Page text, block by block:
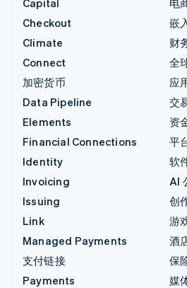
Checkout
Climate
Connect
加密货币
Data Pipeline
Elements
Financial Connections
Identity
Invoicing
Issuing
Link
Managed Payments
支付链接
Payments
嵌
财
全
应
交
资
平
软
AI
创
游
酒
保
媒